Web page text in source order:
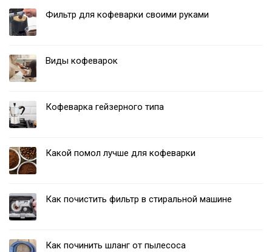
Фильтр для кофеварки своими руками
Виды кофеварок
Кофеварка гейзерного типа
Какой помол лучше для кофеварки
Как почистить фильтр в стиральной машине
Как починить шланг от пылесоса